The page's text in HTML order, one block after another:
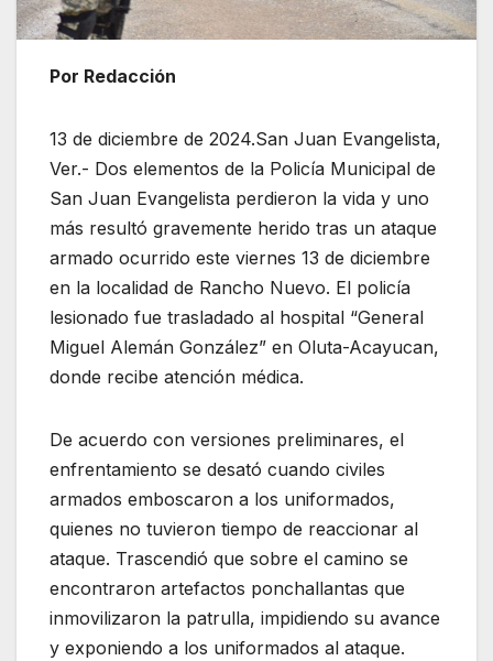
Por Redacción
13 de diciembre de 2024.San Juan Evangelista,
Ver.- Dos elementos de la Policía Municipal de
San Juan Evangelista perdieron la vida y uno
más resultó gravemente herido tras un ataque
armado ocurrido este viernes 13 de diciembre
en la localidad de Rancho Nuevo. El policía
lesionado fue trasladado al hospital “General
Miguel Alemán González” en Oluta-Acayucan,
donde recibe atención médica.
De acuerdo con versiones preliminares, el
enfrentamiento se desató cuando civiles
armados emboscaron a los uniformados,
quienes no tuvieron tiempo de reaccionar al
ataque. Trascendió que sobre el camino se
encontraron artefactos ponchallantas que
inmovilizaron la patrulla, impidiendo su avance
y exponiendo a los uniformados al ataque.